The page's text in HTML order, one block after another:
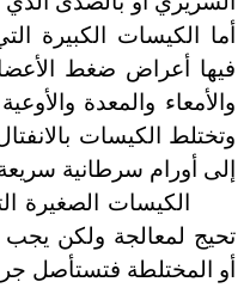
أما الكيسات الكبيرة
فيها أعراض ضغط
والأمعاء والمعدة
وتختلط الكيسات بالانفتال
إلى أورام سرطانية
الكيسات الصغيرة
تحيج لمعالجة ولكن يجب
أو المختلطة فتستأصل